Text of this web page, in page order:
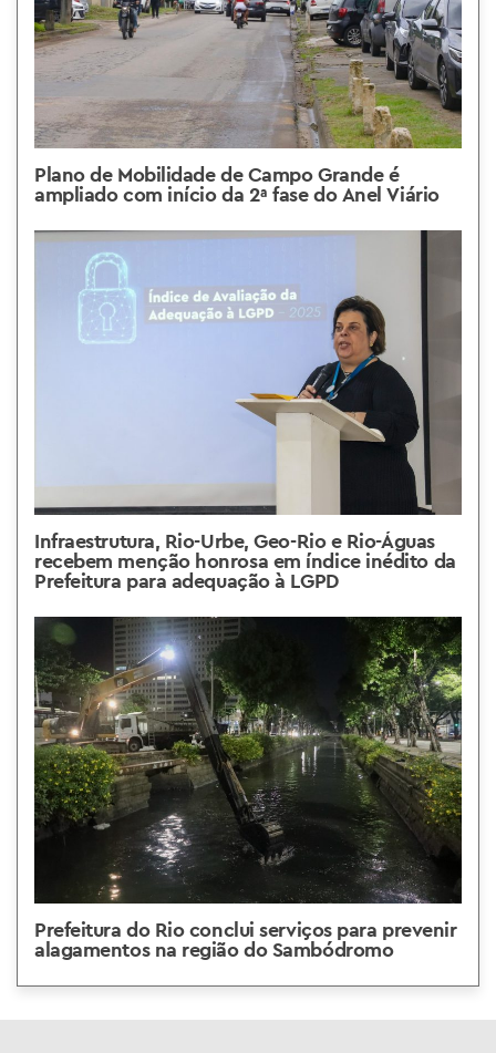
Plano de Mobilidade de Campo Grande é
ampliado com início da 2ª fase do Anel Viário
Infraestrutura, Rio-Urbe, Geo-Rio e Rio-Águas
recebem menção honrosa em índice inédito da
Prefeitura para adequação à LGPD
Prefeitura do Rio conclui serviços para prevenir
alagamentos na região do Sambódromo